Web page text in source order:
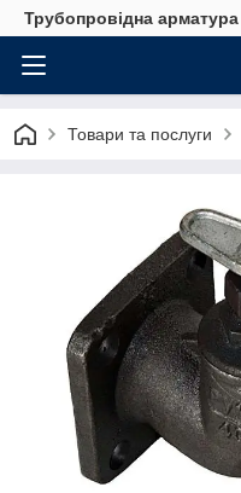
Трубопровідна
Товари та послуги